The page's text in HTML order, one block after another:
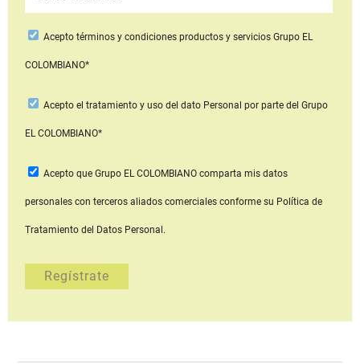
Aceptotérminos y condiciones productos y serviciosGrupo EL
COLOMBIANO*
Acepto el tratamiento y uso del dato Personal por parte del Grupo
EL COLOMBIANO*
Acepto que Grupo EL COLOMBIANOcomparta mis datos
personales con terceros aliados comerciales conforme su Política de
Tratamiento del Datos Personal.